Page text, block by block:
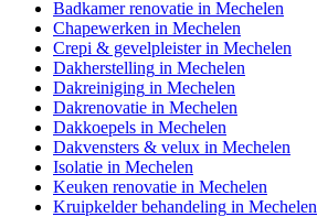
Badkamer renovatie in Mechelen
Chapewerken in Mechelen
Crepi & gevelpleisterin Mechelen
Dakherstelling in Mechelen
Dakreiniging in Mechelen
Dakrenovatie in Mechelen
Dakkoepels in Mechelen
Dakvensters & velux in Mechelen
Isolatie in Mechelen
Keuken renovatie in Mechelen
Kruipkelder behandeling in Mechelen